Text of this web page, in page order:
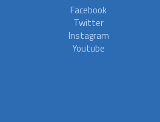
Facebook
Twitter
Instagram
Youtube